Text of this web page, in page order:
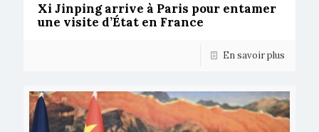
Xi Jinping arrive à Paris pour entamer
une visite d’État en France
En savoir plus